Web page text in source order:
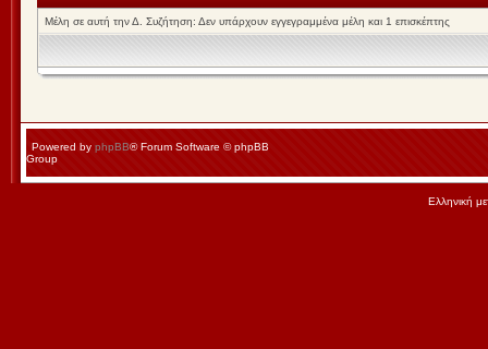
Μέλη σε αυτή την Δ. Συζήτηση: Δεν υπάρχουν εγγεγραμμένα μέλη και 1 επισκέπτης
Powered by phpBB® Forum Software © phpBB
Group
Ελληνική